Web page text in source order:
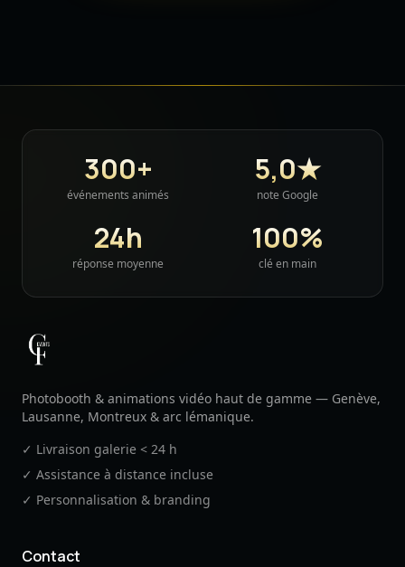
300+
événements animés
5,0★
note Google
24h
réponse moyenne
100%
clé en main
CF Events
Photobooth & animations vidéo haut de gamme — Genève,
Lausanne, Montreux & arc lémanique.
✓ Livraison galerie < 24 h
✓ Assistance à distance incluse
✓ Personnalisation & branding
Contact